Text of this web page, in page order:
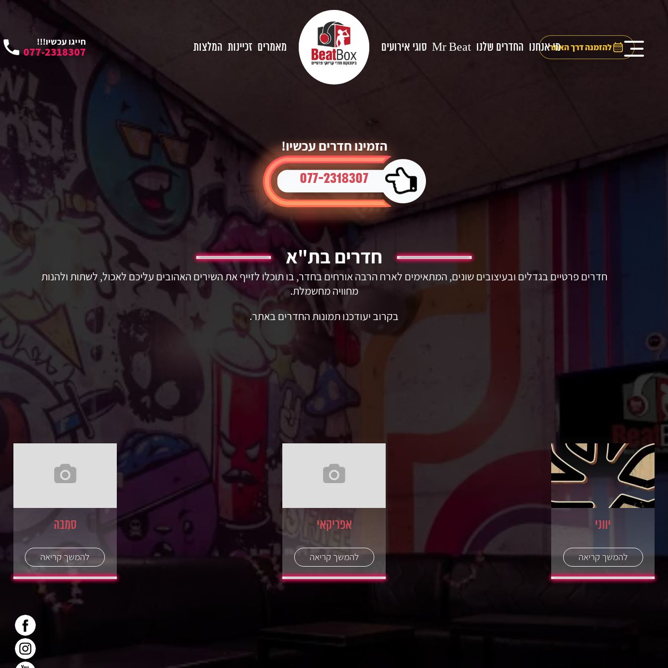
להזמנה דרך האתרמי אנחנו החדרים שלנו Mr Beat סוגי אירועים מאמרים זכיינות המלצות חייגו עכשיו!!!
077-2318307
הזמינו חדרים עכשיו!
077-2318307
חדרים בת"א
חדרים פרטיים בגדלים ובעיצובים שונים, המתאימים לארח הרבה אורחים בחדר, בו תוכלו לזייף את השירים האהובים עליכם לאכול, לשתות ולהנות
מחוויה מחשמלת.
בקרוב יעודכנו תמונות החדרים באתר.
יווני
להמשך קריאה
אפריקאי
להמשך קריאה
סמבה
להמשך קריאה